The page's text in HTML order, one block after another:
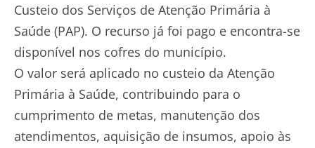
Custeio dos Serviços de Atenção Primária à
Saúde (PAP). O recurso já foi pago e encontra-se
disponível nos cofres do município.
O valor será aplicado no custeio da Atenção
Primária à Saúde, contribuindo para o
cumprimento de metas, manutenção dos
atendimentos, aquisição de insumos, apoio às